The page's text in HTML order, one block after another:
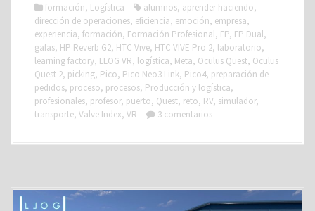
formación, Logística alumnos, aprender haciendo,
dirección de operaciones, eficiencia, emoción, empresa,
experiencia, formación, Formación Profesional, FP, FP Dual,
gafas, HP Reverb G2, HTC Vive, HTC VIVE Pro 2, laboratorio,
learning factory, LLOG VR, logística, Meta, Oculus Quest, Oculus
Quest 2, picking, Pico, Pico Neo3 Link, Pico4, preparación de
pedidos, proceso, procesos, Producción y logística,
profesionales, profesor, puerto, Quest, reto, RV, simulador,
transporte, Valve Index, VR 3 comentarios